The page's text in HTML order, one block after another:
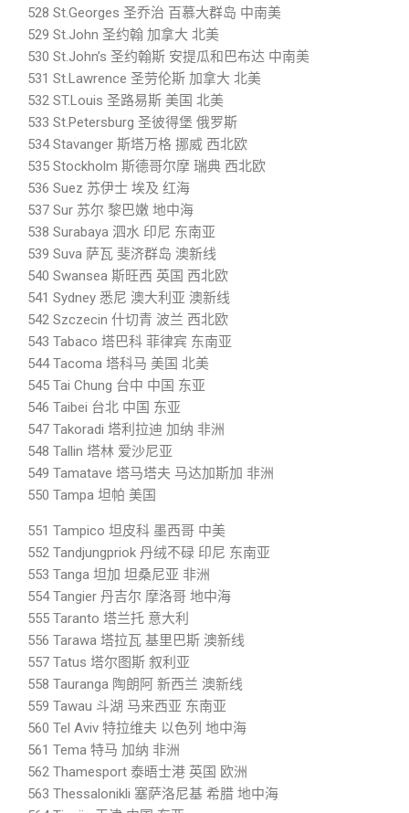
528 St.Georges 圣乔治 百慕大群岛 中南美
529 St.John 圣约翰 加拿大 北美
530 St.John’s 圣约翰斯 安提瓜和巴布达 中南美
531 St.Lawrence 圣劳伦斯 加拿大 北美
532 ST.Louis 圣路易斯 美国 北美
533 St.Petersburg 圣彼得堡 俄罗斯
534 Stavanger 斯塔万格 挪威 西北欧
535 Stockholm 斯德哥尔摩 瑞典 西北欧
536 Suez 苏伊士 埃及 红海
537 Sur 苏尔 黎巴嫩 地中海
538 Surabaya 泗水 印尼 东南亚
539 Suva 萨瓦 斐济群岛 澳新线
540 Swansea 斯旺西 英国 西北欧
541 Sydney 悉尼 澳大利亚 澳新线
542 Szczecin 什切青 波兰 西北欧
543 Tabaco 塔巴科 菲律宾 东南亚
544 Tacoma 塔科马 美国 北美
545 Tai Chung 台中 中国 东亚
546 Taibei 台北 中国 东亚
547 Takoradi 塔利拉迪 加纳 非洲
548 Tallin 塔林 爱沙尼亚
549 Tamatave 塔马塔夫 马达加斯加 非洲
550 Tampa 坦帕 美国
551 Tampico 坦皮科 墨西哥 中美
552 Tandjungpriok 丹绒不碌 印尼 东南亚
553 Tanga 坦加 坦桑尼亚 非洲
554 Tangier 丹吉尔 摩洛哥 地中海
555 Taranto 塔兰托 意大利
556 Tarawa 塔拉瓦 基里巴斯 澳新线
557 Tatus 塔尔图斯 叙利亚
558 Tauranga 陶朗阿 新西兰 澳新线
559 Tawau 斗湖 马来西亚 东南亚
560 Tel Aviv 特拉维夫 以色列 地中海
561 Tema 特马 加纳 非洲
562 Thamesport 泰晤士港 英国 欧洲
563 Thessalonikli 塞萨洛尼基 希腊 地中海